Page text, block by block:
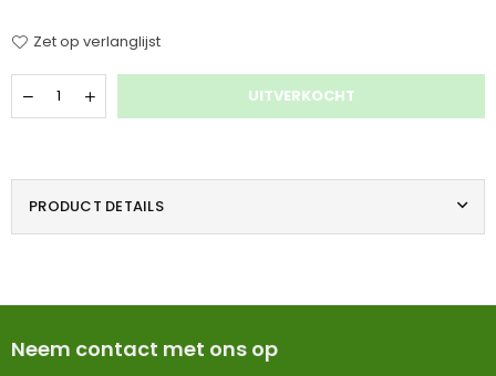
Zet op verlanglijst
Hoeveelheid
UITVERKOCHT
PRODUCT DETAILS
Neem contact met ons op